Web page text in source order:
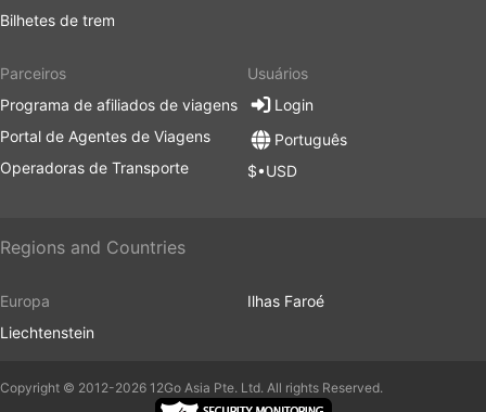
Bilhetes de trem
Parceiros
Programa de afiliados de viagens
Portal de Agentes de Viagens
Operadoras de Transporte
Usuários
Login
Português
$•USD
Regions and Countries
Europa
Liechtenstein
Ilhas Faroé
Copyright © 2012-2026 12Go Asia Pte. Ltd. All rights Reserved.